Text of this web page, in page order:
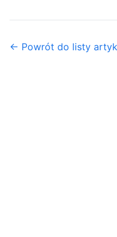
← Powrót do listy